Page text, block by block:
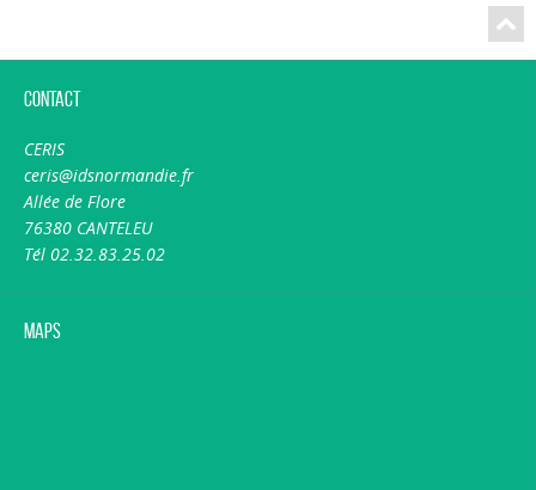
Contact
CERIS
ceris@idsnormandie.fr
Allée de Flore
76380 CANTELEU
Tél 02.32.83.25.02
Maps